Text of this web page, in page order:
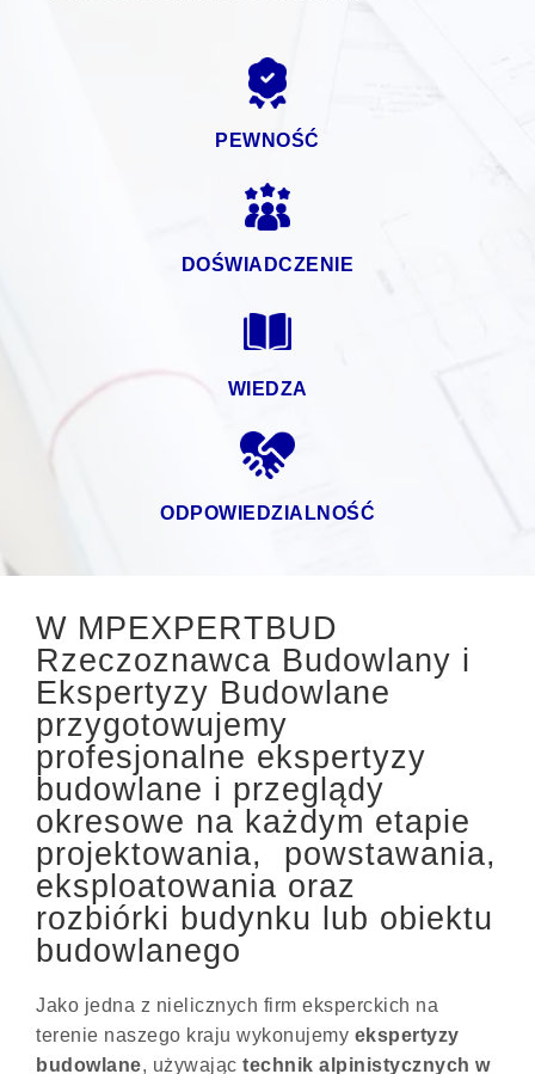
PEWNOŚĆ
DOŚWIADCZENIE
WIEDZA
ODPOWIEDZIALNOŚĆ
W MPEXPERTBUD
Rzeczoznawca Budowlany i
Ekspertyzy Budowlane
przygotowujemy
profesjonalne ekspertyzy
budowlane i przeglądy
okresowe na każdym etapie
projektowania, powstawania,
eksploatowania oraz
rozbiórki budynku lub obiektu
budowlanego
Jako jedna z nielicznych firm eksperckich na
terenie naszego kraju wykonujemy ekspertyzy
budowlane, używając technik alpinistycznych w